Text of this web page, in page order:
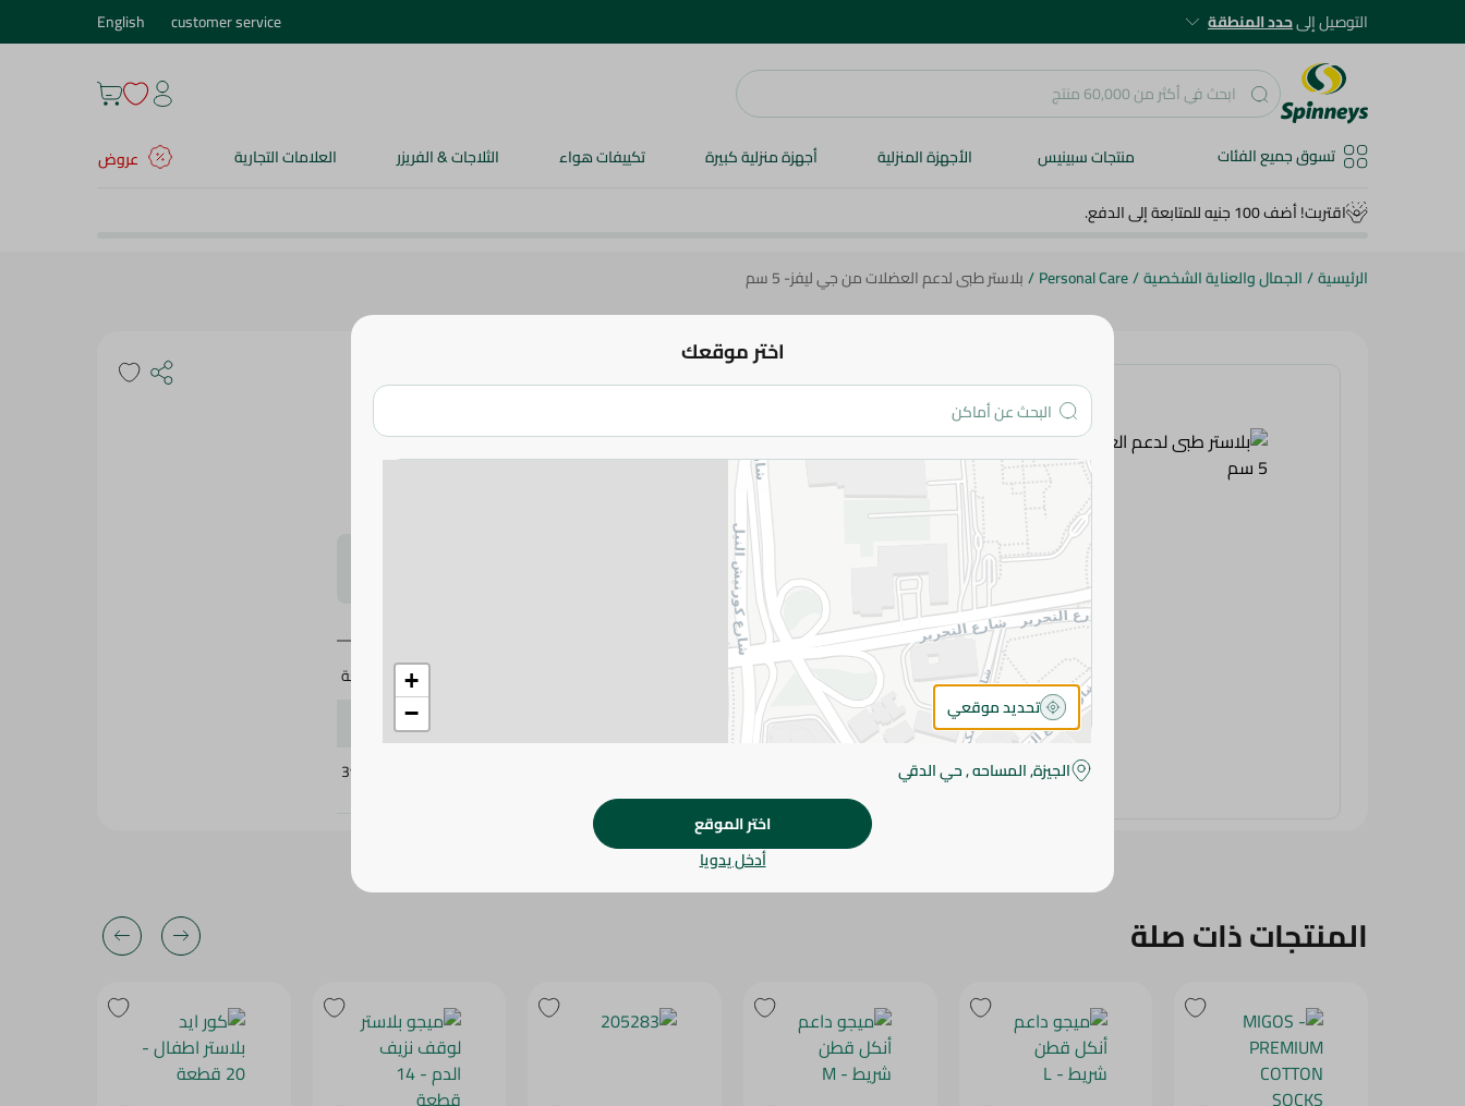
التوصيل إلىحدد المنطقة customer service
English
تسوق جميع الفئات منتجات سبينيس الأجهزة المنزلية أجهزة منزلية كبيرة تكييفات هواء الثلاجات & الفريزر العلامات التجارية
عروض
اقتربت! أضف 100 جنيه للمتابعة إلى الدفع.
الرئيسية/الجمال والعناية الشخصية/
Personal Care
/بلاستر طبى لدعم العضلات من جي ليفز- 5 سم
بلاستر طبى لدعم العضلات من جي ليفز- 5 سم
يرجى الملاحظة:
طفيف. قد يتغير التعبئة بناءً على التوفر.
المواصفات
الكمية
براند
392167
المنتجات ذات صلة
اختر موقعك
+
−
تحديد موقعي
الجيزة, المساحه , حي الدقي
اختر الموقع
أدخل يدويا